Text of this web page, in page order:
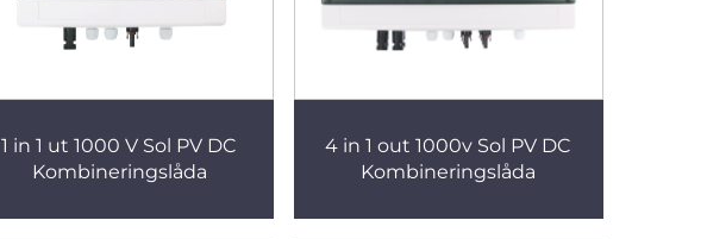
1 in 1 ut 1000 V Sol PV DC
Kombineringslåda
4 in 1 out 1000v Sol PV DC
Kombineringslåda